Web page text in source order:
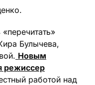
Булычева,
Новым
режиссер
работой над